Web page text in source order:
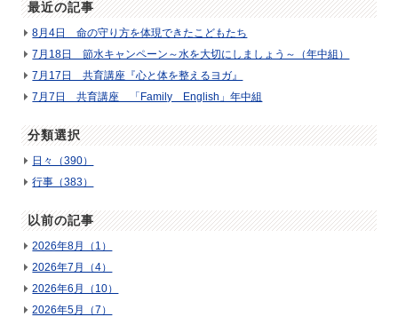
最近の記事
8月4日 命の守り方を体現できたこどもたち
7月18日 節水キャンペーン～水を大切にしましょう～（年中組）
7月17日 共育講座『心と体を整えるヨガ』
7月7日 共育講座 「Family English」年中組
分類選択
日々（390）
行事（383）
以前の記事
2026年8月（1）
2026年7月（4）
2026年6月（10）
2026年5月（7）